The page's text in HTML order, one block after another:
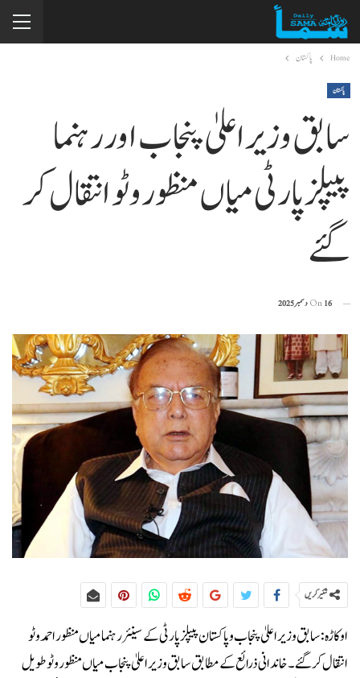
Home پاکستان
پاکستان
سابق وزیراعلیٰ پنجاب اور رہنما
پیپلزپارٹی میاں منظور وٹو انتقال کر
گئے
On16 دسمبر 2025
شئیر کریں
اوکاڑہ:سابق وزیراعلیٰ پنجاب و پاکستان پیپلز پارٹی کے سینئر رہنما میاں منظور احمد وٹو
انتقال کر گئے۔خاندانی ذرائع کے مطابق سابق وزیراعلیٰ پنجاب میاں منظور وٹو طویل